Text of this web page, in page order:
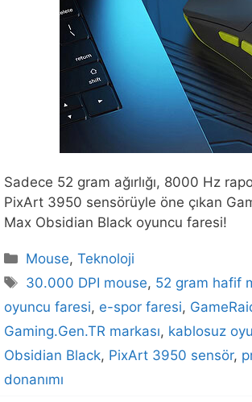
Sadece 52 gram ağırlığı, 8000 Hz
PixArt 3950 sensörüyle öne çıkan
Max Obsidian Black oyuncu faresi!
Kategoriler
Mouse,Teknoloji
Etiketler
30.000 DPI mouse, 52 gram hafif
oyuncu faresi, e-spor faresi,
Gaming.Gen.TR markası, kablosuz
Obsidian Black, PixArt 3950 sensör,
donanımı